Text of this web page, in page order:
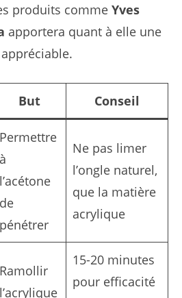
produits comme Yves
apportera quant à elle une
But Conseil
Permettre
à
l’acétone
de
pénétrer
Ne pas limer
l’ongle naturel,
que la matière
acrylique
Ramollir
l’acrylique
15-20 minutes
pour efficacité